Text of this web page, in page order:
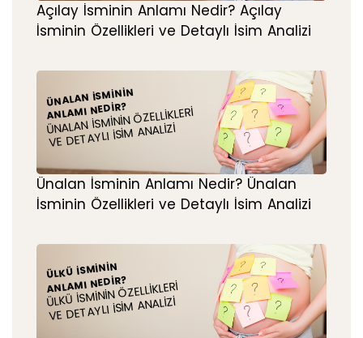
Açılay İsminin Anlamı Nedir? Açılay
İsminin Özellikleri ve Detaylı İsim Analizi
ÜNALAN İSMININ
ANLAMI NEDIR?
ÜNALAN İSMININ ÖZELLIKLERI
VE DETAYLI İSIM ANALIZI
Ünalan İsminin Anlamı Nedir? Ünalan
İsminin Özellikleri ve Detaylı İsim Analizi
ÜLKÜ İSMININ
ANLAMI NEDIR?
ÜLKÜ İSMININ ÖZELLIKLERI
VE DETAYLI İSIM ANALIZI